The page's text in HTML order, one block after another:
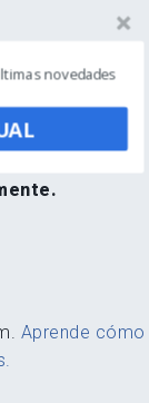
web en este
Aprende cómo
novedades